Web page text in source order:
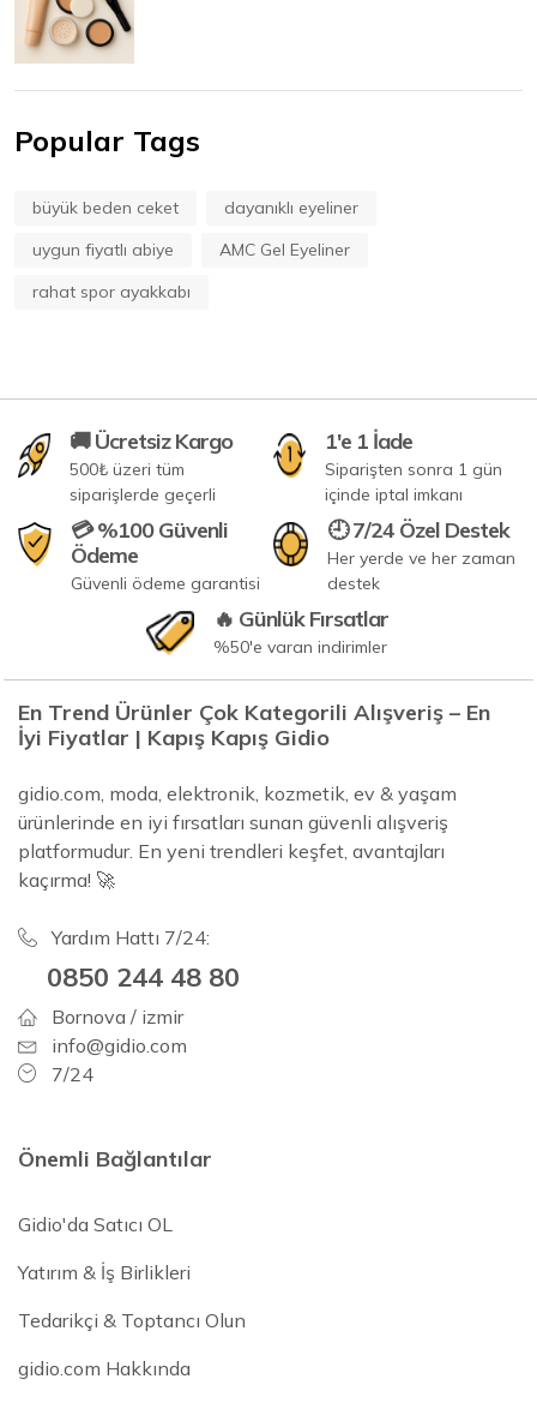
Popular Tags
büyük beden ceket
dayanıklı eyeliner
uygun fiyatlı abiye
AMC Gel Eyeliner
rahat spor ayakkabı
🚚 Ücretsiz Kargo
500₺ üzeri tüm
siparişlerde geçerli
1'e 1 İade
Siparişten sonra 1 gün
içinde iptal imkanı
💳 %100 Güvenli
Ödeme
Güvenli ödeme garantisi
🕘 7/24 Özel Destek
Her yerde ve her zaman
destek
🔥 Günlük Fırsatlar
%50'e varan indirimler
En Trend Ürünler Çok Kategorili Alışveriş – En
İyi Fiyatlar | Kapış Kapış Gidio
gidio.com, moda, elektronik, kozmetik, ev & yaşam
ürünlerinde en iyi fırsatları sunan güvenli alışveriş
platformudur. En yeni trendleri keşfet, avantajları
kaçırma! 🚀
Yardım Hattı 7/24:
0850 244 48 80
Bornova / izmir
info@gidio.com
7/24
Önemli Bağlantılar
Gidio'da Satıcı OL
Yatırım & İş Birlikleri
Tedarikçi & Toptancı Olun
gidio.com Hakkında